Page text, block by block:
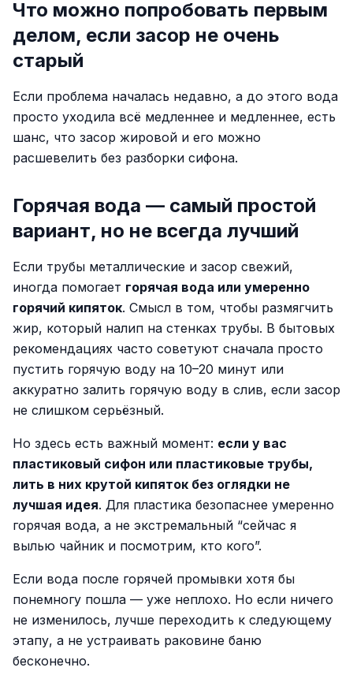
Что можно попробовать первым
делом, если засор не очень
старый
Если проблема началась недавно, а до этого вода
просто уходила всё медленнее и медленнее, есть
шанс, что засор жировой и его можно
расшевелить без разборки сифона.
Горячая вода — самый простой
вариант, но не всегда лучший
Если трубы металлические и засор свежий,
иногда помогает горячая вода или умеренно
горячий кипяток. Смысл в том, чтобы размягчить
жир, который налип на стенках трубы. В бытовых
рекомендациях часто советуют сначала просто
пустить горячую воду на 10–20 минут или
аккуратно залить горячую воду в слив, если засор
не слишком серьёзный.
Но здесь есть важный момент: если у вас
пластиковый сифон или пластиковые трубы,
лить в них крутой кипяток без оглядки не
лучшая идея. Для пластика безопаснее умеренно
горячая вода, а не экстремальный “сейчас я
вылью чайник и посмотрим, кто кого”.
Если вода после горячей промывки хотя бы
понемногу пошла — уже неплохо. Но если ничего
не изменилось, лучше переходить к следующему
этапу, а не устраивать раковине баню
бесконечно.